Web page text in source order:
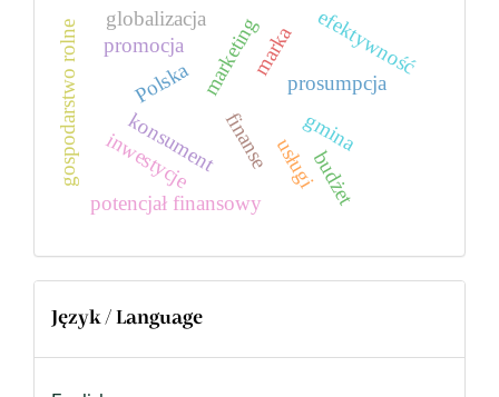
gmina
marka
marketing
konsument
promocja
finanse
prosumpcja
efektywność
inwestycje
globalizacja
usługi
Polska
gospodarstwo rolne
potencjał finansowy budżet
Język / Language